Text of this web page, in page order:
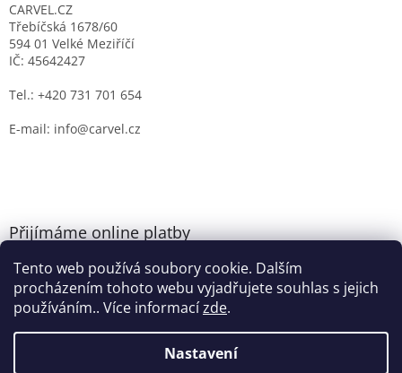
Tento web používá soubory cookie. Dalším
procházením tohoto webu vyjadřujete souhlas s jejich
používáním.. Více informacízde.
Nastavení
CARVEL.CZ
Třebíčská 1678/60
594 01 Velké Meziříčí
IČ: 45642427
Tel.: +420 731 701 654
E-mail: info@carvel.cz
Přijímáme online platby
Vytvořil Shoptet